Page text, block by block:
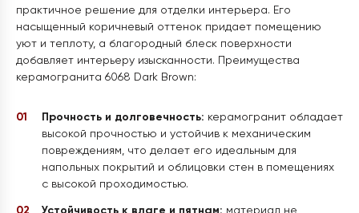
практичное решение для отделки интерьера. Его
насыщенный коричневый оттенок придает помещению
уют и теплоту, а благородный блеск поверхности
добавляет интерьеру изысканности. Преимущества
керамогранита 6068 Dark Brown:
Прочность и долговечность: керамогранит обладает
высокой прочностью и устойчив к механическим
повреждениям, что делает его идеальным для
напольных покрытий и облицовки стен в помещениях
с высокой проходимостью.
Устойчивость к влаге и пятнам: материал не